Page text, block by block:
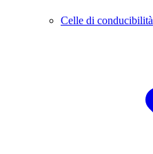
Celle di conducibilità